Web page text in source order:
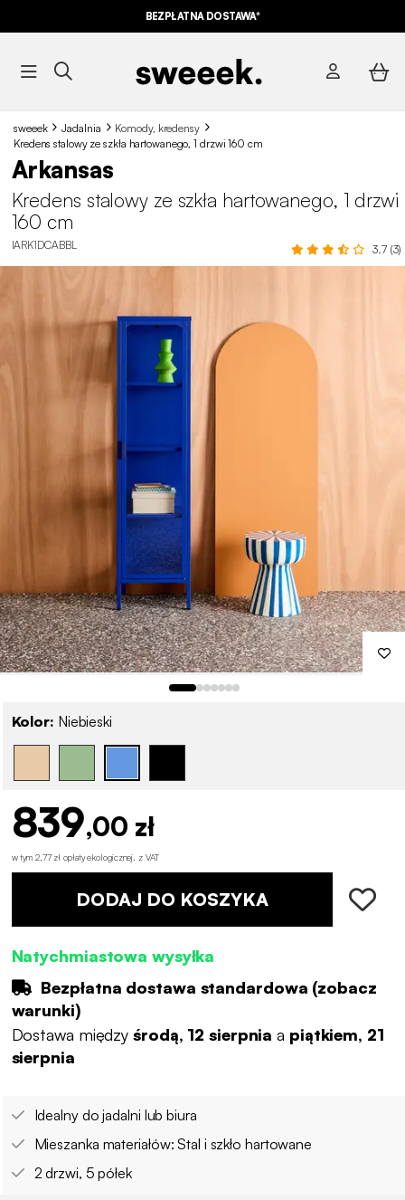
NA NASZE MEGA OFERTY Z KODEM
BEZPŁATNA DOSTAWA*
sweeek Jadalnia
Komody, kredensy
Kredens stalowy ze szkła hartowanego, 1 drzwi 160 cm
Arkansas
Kredens stalowy ze szkła hartowanego, 1 drzwi
160 cm
IARK1DCABBL 3.7 (3)
Kolor: Niebieski
839,00 zł
w tym 2,77 zł opłaty ekologicznej z VAT
DODAJ DO KOSZYKA
Natychmiastowa wysyłka
Bezpłatna dostawa standardowa (zobacz
warunki)
Dostawa między środą, 12 sierpnia a piątkiem, 21
sierpnia
Idealny do jadalni lub biura
Mieszanka materiałów: Stal i szkło hartowane
2 drzwi, 5 półek